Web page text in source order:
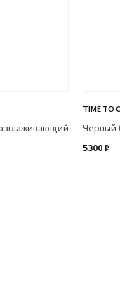
TIME TO
Черный
5300 ₽